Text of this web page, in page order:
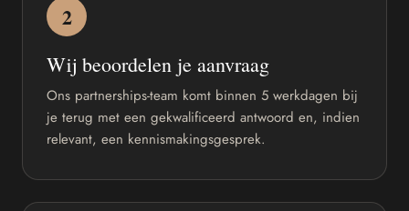
2
Wij beoordelen je aanvraag
Ons partnerships-team komt binnen 5 werkdagen bij
je terug met een gekwalificeerd antwoord en, indien
relevant, een kennismakingsgesprek.